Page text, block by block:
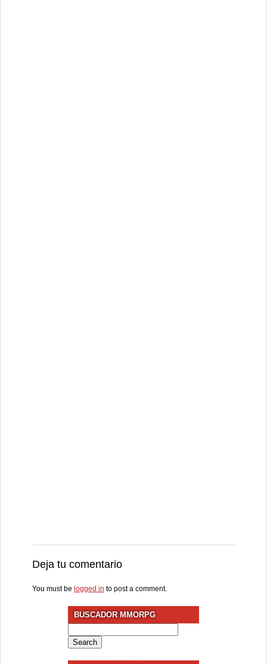
Deja tu comentario
You must be logged in to post a comment.
BUSCADOR MMORPG
for: